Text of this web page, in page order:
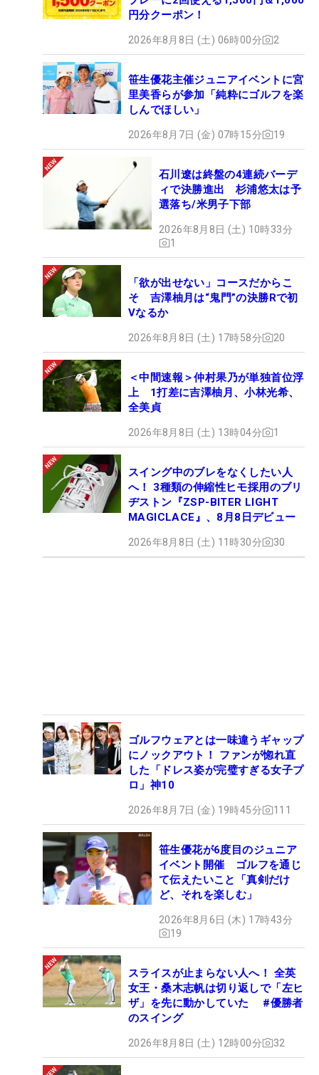
円分クーポン！
2026年8月8日 (土) 06時00分 2
笹生優花主催ジュニアイベントに宮
里美香らが参加「純粋にゴルフを楽
しんでほしい」
2026年8月7日 (金) 07時15分 19
石川遼は終盤の4連続バーデ
ィで決勝進出 杉浦悠太は予
選落ち/米男子下部
2026年8月8日 (土) 10時33分
1
「欲が出せない」コースだからこ
そ 吉澤柚月は“鬼門”の決勝Rで初
Vなるか
2026年8月8日 (土) 17時58分 20
＜中間速報＞仲村果乃が単独首位浮
上 1打差に吉澤柚月、小林光希、
全美貞
2026年8月8日 (土) 13時04分 1
スイング中のブレをなくしたい人
へ！ 3種類の伸縮性ヒモ採用のブリ
ヂストン『ZSP-BITER LIGHT
MAGICLACE』、8月8日デビュー
2026年8月8日 (土) 11時30分 30
ゴルフウェアとは一味違うギャップ
にノックアウト！ ファンが惚れ直
した「ドレス姿が完璧すぎる女子プ
ロ」神10
2026年8月7日 (金) 19時45分 111
笹生優花が6度目のジュニア
イベント開催 ゴルフを通じ
て伝えたいこと「真剣だけ
ど、それを楽しむ」
2026年8月6日 (木) 17時43分
19
スライスが止まらない人へ！ 全英
女王・桑木志帆は切り返しで「左ヒ
ザ」を先に動かしていた #優勝者
のスイング
2026年8月8日 (土) 12時00分 32